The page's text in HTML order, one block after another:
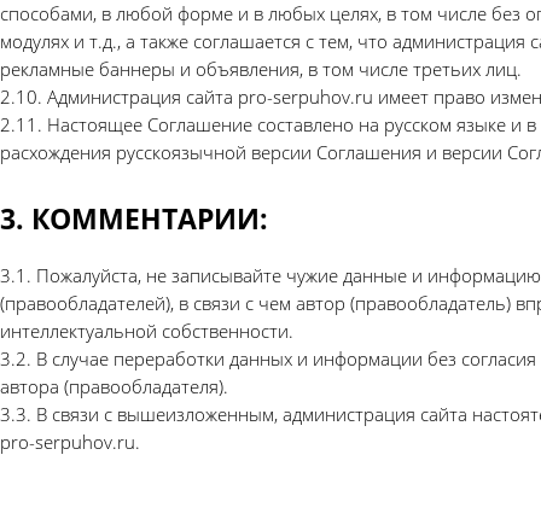
способами, в любой форме и в любых целях, в том числе без
модулях и т.д., а также соглашается с тем, что
рекламные баннеры и объявления, в том числе третьих лиц.
2.10. Администрация сайта pro-serpuhov.ru имеет право
2.11. Настоящее Соглашение составлено на русском языке и
расхождения русскоязычной версии Соглашения и версии
3. КОММЕНТАРИИ:
3.1. Пожалуйста, не записывайте чужие данные и
(правообладателей), в связи с чем автор (правообладатель)
интеллектуальной собственности.
3.2. В случае переработки данных и информации без
автора (правообладателя).
3.3. В связи с вышеизложенным, администрация сайта
pro-serpuhov.ru.